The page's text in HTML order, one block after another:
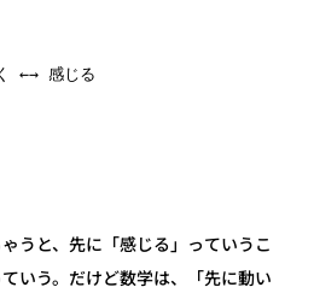
←→ 感じる
うと、先に「感じる」っていうこ
いう。だけど数学は、「先に動い